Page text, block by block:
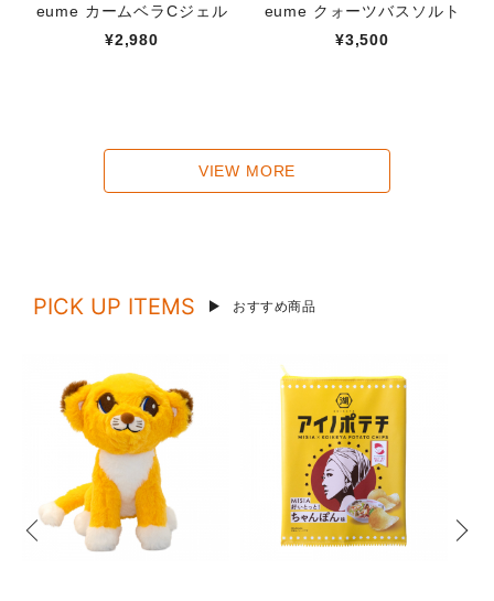
eume カームベラCジェル
¥2,980
eume クォーツバスソルト
¥3,500
VIEW MORE
PICK UP ITEMS おすすめ商品